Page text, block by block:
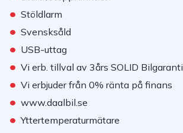
• Stöldlarm
• Svensksåld
• USB-uttag
• Vi erb. tillval av 3års SOLID Bilgaranti
• Vi erbjuder från 0% ränta på finans
• www.daalbil.se
• Yttertemperaturmätare